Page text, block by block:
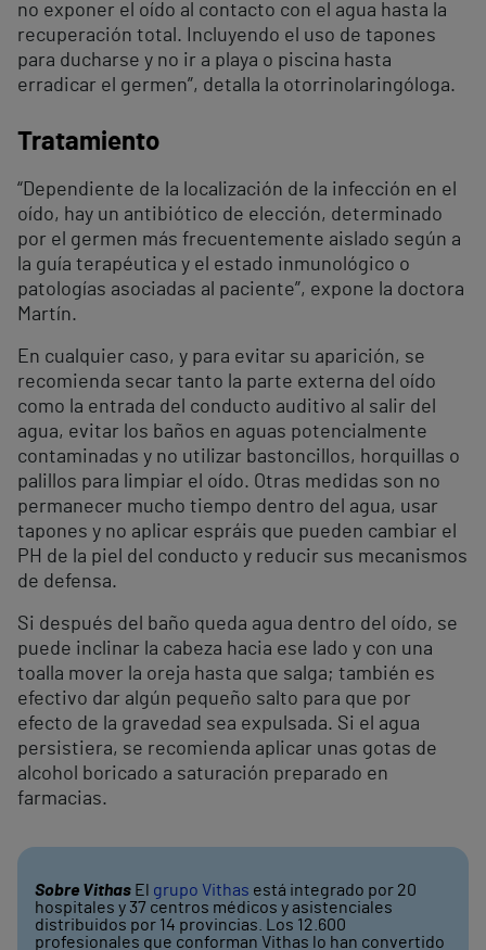
no exponer el oído al contacto con el agua hasta la
recuperación total. Incluyendo el uso de tapones
para ducharse y no ir a playa o piscina hasta
erradicar el germen”, detalla la otorrinolaringóloga.
Tratamiento
“Dependiente de la localización de la infección en el
oído, hay un antibiótico de elección, determinado
por el germen más frecuentemente aislado según a
la guía terapéutica y el estado inmunológico o
patologías asociadas al paciente”, expone la doctora
Martín.
En cualquier caso, y para evitar su aparición, se
recomienda secar tanto la parte externa del oído
como la entrada del conducto auditivo al salir del
agua, evitar los baños en aguas potencialmente
contaminadas y no utilizar bastoncillos, horquillas o
palillos para limpiar el oído. Otras medidas son no
permanecer mucho tiempo dentro del agua, usar
tapones y no aplicar espráis que pueden cambiar el
PH de la piel del conducto y reducir sus mecanismos
de defensa.
Si después del baño queda agua dentro del oído, se
puede inclinar la cabeza hacia ese lado y con una
toalla mover la oreja hasta que salga; también es
efectivo dar algún pequeño salto para que por
efecto de la gravedad sea expulsada. Si el agua
persistiera, se recomienda aplicar unas gotas de
alcohol boricado a saturación preparado en
farmacias.
Sobre Vithas El grupo Vithas está integrado por 20
hospitales y 37 centros médicos y asistenciales
distribuidos por 14 provincias. Los 12.600
profesionales que conforman Vithas lo han convertido